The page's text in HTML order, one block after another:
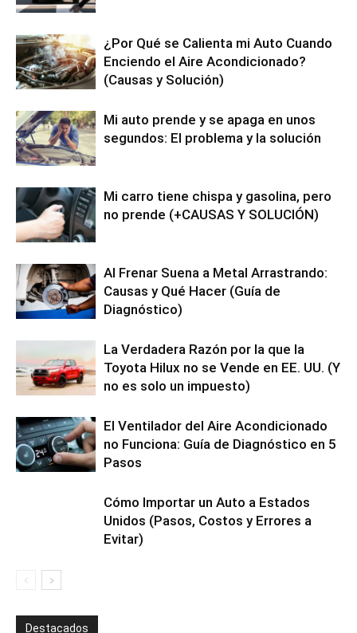
¿Por Qué se Calienta mi Auto Cuando
Enciendo el Aire Acondicionado?
(Causas y Solución)
Mi auto prende y se apaga en unos
segundos: El problema y la solución
Mi carro tiene chispa y gasolina, pero
no prende (+CAUSAS Y SOLUCIÓN)
Al Frenar Suena a Metal Arrastrando:
Causas y Qué Hacer (Guía de
Diagnóstico)
La Verdadera Razón por la que la
Toyota Hilux no se Vende en EE. UU. (Y
no es solo un impuesto)
El Ventilador del Aire Acondicionado
no Funciona: Guía de Diagnóstico en 5
Pasos
Cómo Importar un Auto a Estados
Unidos (Pasos, Costos y Errores a
Evitar)
Destacados